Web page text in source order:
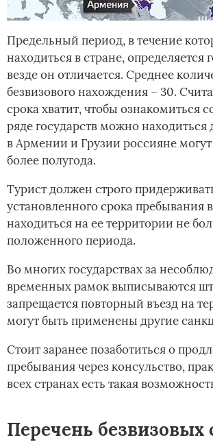
Предельный период, в течение
находиться в стране, определяется
везде он отличается. Среднее
безвизового нахождения – 30.
срока хватит, чтобы ознакомиться
ряде государств можно находиться
в Армении и Грузии россияне
более полугода.
Турист должен строго
установленного срока пребывания
находиться на ее территории не
положенного периода.
Во многих государствах за
временных рамок выписываются
запрещается повторный въезд на
могут быть применены другие
Стоит заранее позаботиться о
пребывания через консульство,
всех странах есть такая
Перечень безвизовых